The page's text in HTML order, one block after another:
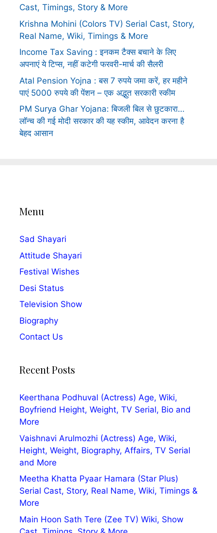
Cast, Timings, Story & More
Krishna Mohini (Colors TV) Serial Cast, Story,
Real Name, Wiki, Timings & More
Income Tax Saving : इनकम टैक्स बचाने के लिए
अपनाएं ये टिप्स, नहीं कटेगी फरवरी-मार्च की सैलरी
Atal Pension Yojna : बस 7 रुपये जमा करें, हर महीने
पाएं 5000 रुपये की पेंशन – एक अद्भुत सरकारी स्कीम
PM Surya Ghar Yojana: बिजली बिल से छुटकारा…
लॉन्च की गई मोदी सरकार की यह स्कीम, आवेदन करना है
बेहद आसान
Menu
Sad Shayari
Attitude Shayari
Festival Wishes
Desi Status
Television Show
Biography
Contact Us
Recent Posts
Keerthana Podhuval (Actress) Age, Wiki,
Boyfriend Height, Weight, TV Serial, Bio and
More
Vaishnavi Arulmozhi (Actress) Age, Wiki,
Height, Weight, Biography, Affairs, TV Serial
and More
Meetha Khatta Pyaar Hamara (Star Plus)
Serial Cast, Story, Real Name, Wiki, Timings &
More
Main Hoon Sath Tere (Zee TV) Wiki, Show